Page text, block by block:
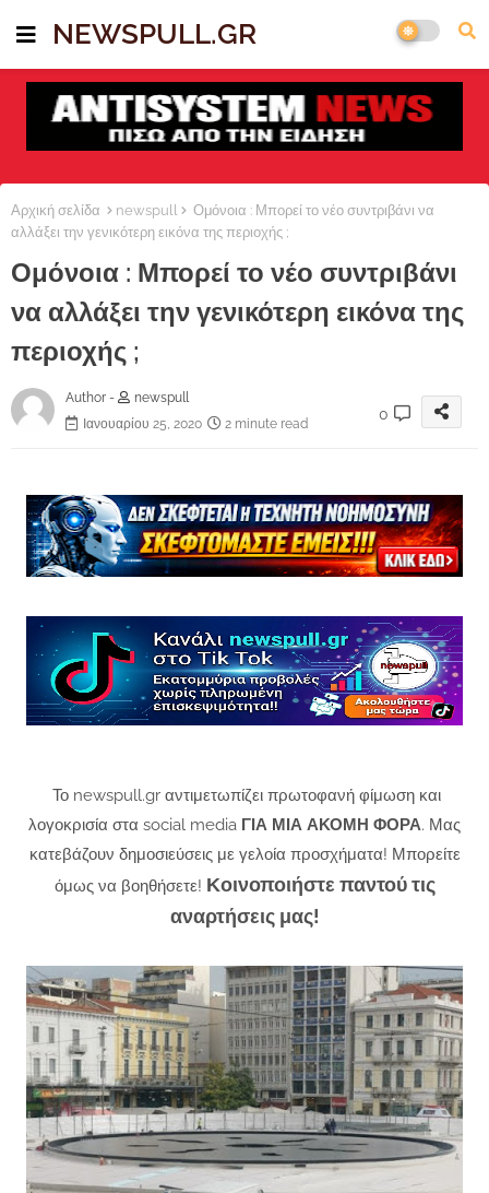
NEWSPULL.GR
Αρχική σελίδα newspull
Ομόνοια : Μπορεί το νέο συντριβάνι να
αλλάξει την γενικότερη εικόνα της περιοχής ;
Ομόνοια : Μπορεί το νέο συντριβάνι
να αλλάξει την γενικότερη εικόνα της
περιοχής ;
Author -
newspull
Ιανουαρίου 25, 2020
2 minute read
0
Το newspull.gr αντιμετωπίζει πρωτοφανή φίμωση και
λογοκρισία στα social media ΓΙΑ ΜΙΑ ΑΚΟΜΗ ΦΟΡΑ. Μας
κατεβάζουν δημοσιεύσεις με γελοία προσχήματα! Μπορείτε
όμως να βοηθήσετε! Κοινοποιήστε παντού τις
αναρτήσεις μας!